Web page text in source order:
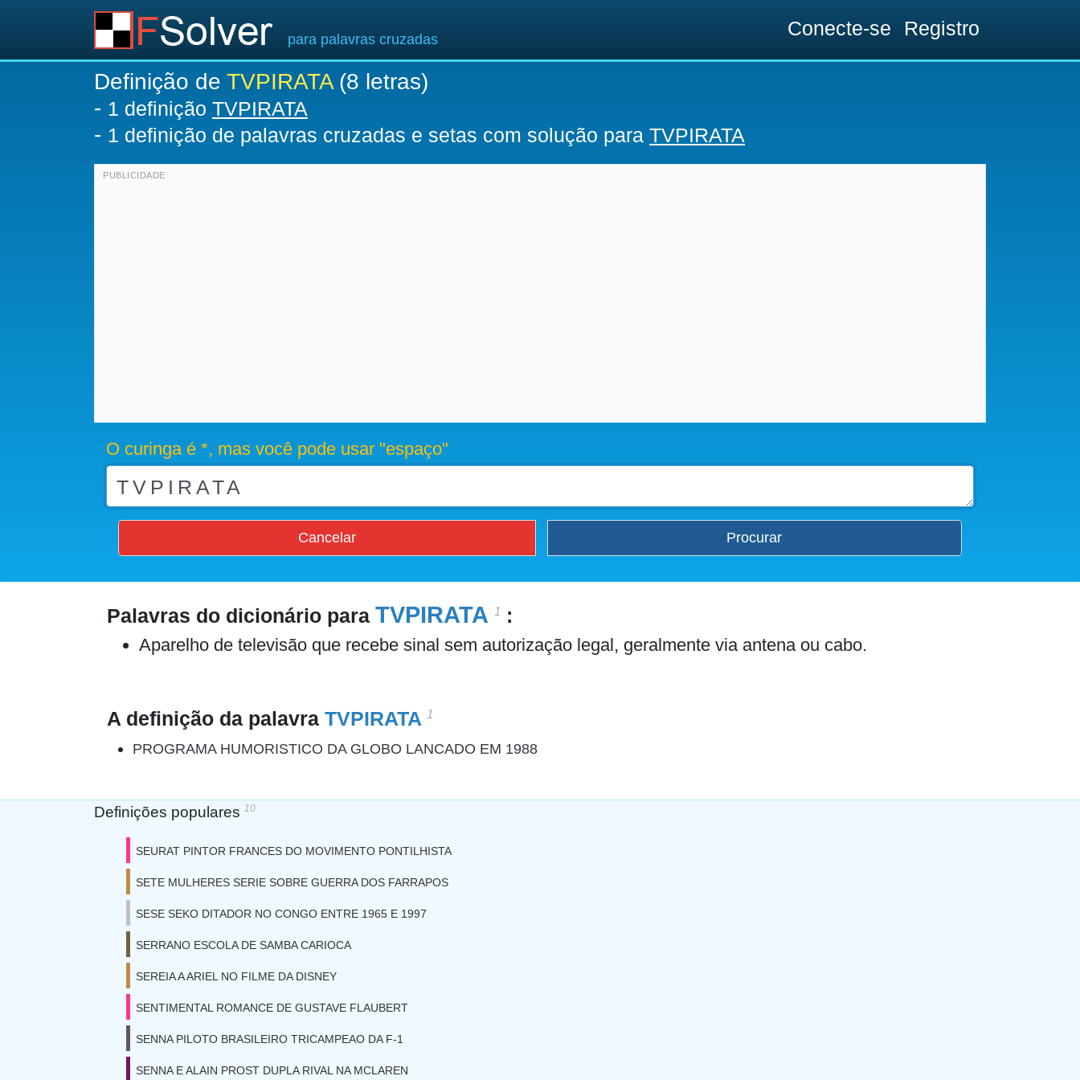
para palavras cruzadas Conecte-se Registro
Definição de TVPIRATA(8 letras)
- 1 definição TVPIRATA
- 1 definição de palavras cruzadas e setas com solução para TVPIRATA
O curinga é *, mas você pode usar "espaço"
Cancelar Procurar
Palavras do dicionário para TVPIRATA 1 :
Aparelho de televisão que recebe sinal sem autorização legal, geralmente via antena ou cabo.
A definição da palavra TVPIRATA 1
PROGRAMA HUMORISTICO DA GLOBO LANCADO EM 1988
Definições populares 10
SEURAT PINTOR FRANCES DO MOVIMENTO PONTILHISTA
SETE MULHERES SERIE SOBRE GUERRA DOS FARRAPOS
SESE SEKO DITADOR NO CONGO ENTRE 1965 E 1997
SERRANO ESCOLA DE SAMBA CARIOCA
SEREIA A ARIEL NO FILME DA DISNEY
SENTIMENTAL ROMANCE DE GUSTAVE FLAUBERT
SENNA PILOTO BRASILEIRO TRICAMPEAO DA F-1
SENNA E ALAIN PROST DUPLA RIVAL NA MCLAREN